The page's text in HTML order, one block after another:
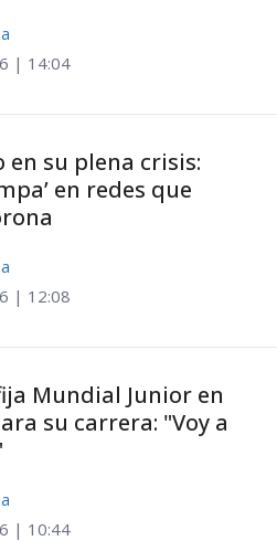
| 14:04
en su plena crisis:
en redes que
| 12:08
Mundial Junior en
su carrera: "Voy a
| 10:44